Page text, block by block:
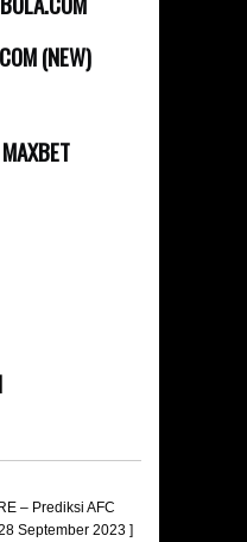
(NEW)
– Prediksi AFC
September 2023 ]